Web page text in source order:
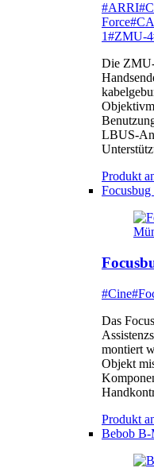
#ARRI
Force
1#ZMU-4
Die ZMU-
LBUS-
Produkt
#Cine
Das
montiert
Objekt
Produkt
Bebob B-